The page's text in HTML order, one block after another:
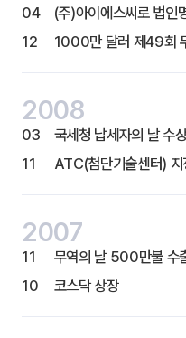
04
(주)아이에스씨로 법인
12
1000만 달러 제49회
2008
03
국세청 납세자의 날 수
11
ATC(첨단기술센터) 지
2007
11
무역의 날 500만불 수
10
코스닥 상장